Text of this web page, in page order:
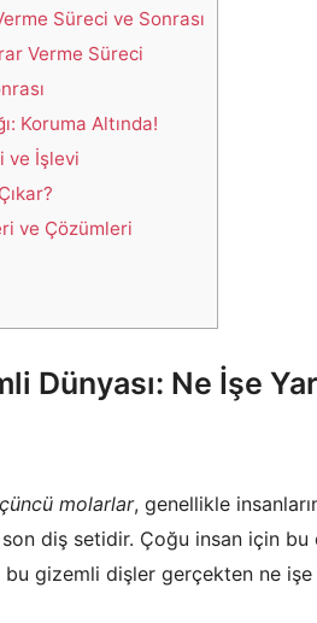
Süreci ve Sonrası
Verme Süreci
Koruma Altında!
ve İşlevi
ve Çözümleri
Dünyası: Ne İşe
molarlar, genellikle
son diş setidir. Çoğu insan için
bu gizemli dişler gerçekten ne